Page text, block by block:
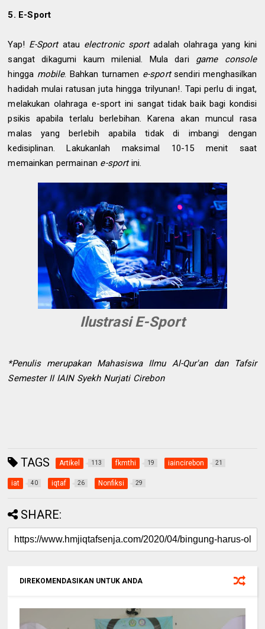
5. E-Sport
Yap! E-Sportatau electronic sportadalah olahraga yang kini
sangat dikagumi kaum milenial. Mula dari game console
hingga mobile. Bahkan turnamen e-sportsendiri menghasilkan
hadidah mulai ratusan juta hingga trilyunan!. Tapi perlu di ingat,
melakukan olahraga e-sport ini sangat tidak baik bagi kondisi
psikis apabila terlalu berlebihan. Karena akan muncul rasa
malas yang berlebih apabila tidak di imbangi dengan
kedisiplinan. Lakukanlah maksimal 10-15 menit saat
memainkan permainan e-sportini.
Ilustrasi E-Sport
*Penulis merupakan Mahasiswa Ilmu Al-Qur'an dan Tafsir
Semester II IAIN Syekh Nurjati Cirebon
TAGS Artikel 113 fkmthi 19 iaincirebon 21
iat 40 iqtaf 26 Nonfiksi 29
SHARE:
DIREKOMENDASIKAN UNTUK ANDA